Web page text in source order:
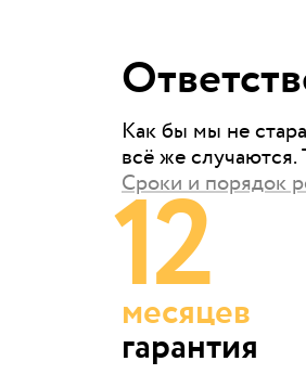
Как бы мы не
всё же случаются.
Сроки и порядок
12
месяцев
гарантия